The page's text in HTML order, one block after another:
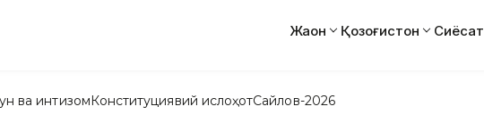
Жаҳон Қозоғистон Сиёсат
ва интизомКонституциявий ислоҳотСайлов-2026